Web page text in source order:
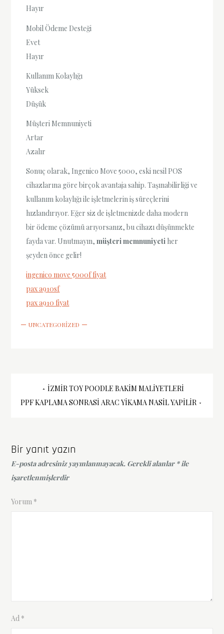
Hayır
Mobil Ödeme Desteği
Evet
Hayır
Kullanım Kolaylığı
Yüksek
Düşük
Müşteri Memnuniyeti
Artar
Azalır
Sonuç olarak, Ingenico Move 5000, eski nesil POS
cihazlarına göre birçok avantaja sahip. Taşınabilirliği ve
kullanım kolaylığı ile işletmelerin iş süreçlerini
hızlandırıyor. Eğer siz de işletmenizde daha modern
bir ödeme çözümü arıyorsanız, bu cihazı düşünmekte
fayda var. Unutmayın,müşteri memnuniyeti her
şeyden önce gelir!
ingenico move 5000f fiyat
pax a910sf
pax a910 fiyat
UNCATEGORIZED
YazıİZMIR TOY POODLE BAKIM MALIYETLERI
PPF KAPLAMA SONRASI ARAC YIKAMA NASIL YAPILIR
Bir yanıt yazın
E-posta adresiniz yayınlanmayacak. Gerekli alanlar *ile
işaretlenmişlerdir
Yorum *
Ad *